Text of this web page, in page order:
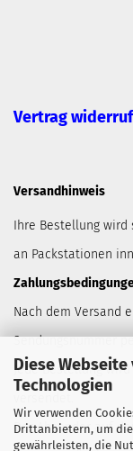
Diese
Technologien
Wir verwenden
Drittanbietern, um
gewährleisten, die
Vertrag
Versandhinweis
Ihre Bestellung wird
an Packstationen
Nach dem Versand
Sendungsnummer
Jede Bestellung
Der Absender auf